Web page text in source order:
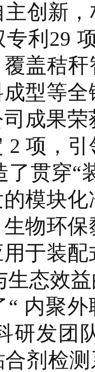
创新
专利29
盖秸
型等
成果
2 项，
了贯穿“
模块
物环
于装
生态效
“ 内聚
研发团
剂检